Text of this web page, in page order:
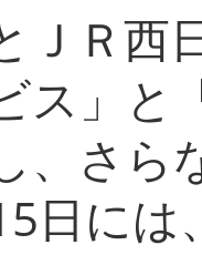
ＪＲ西
ス」
、さら
日に